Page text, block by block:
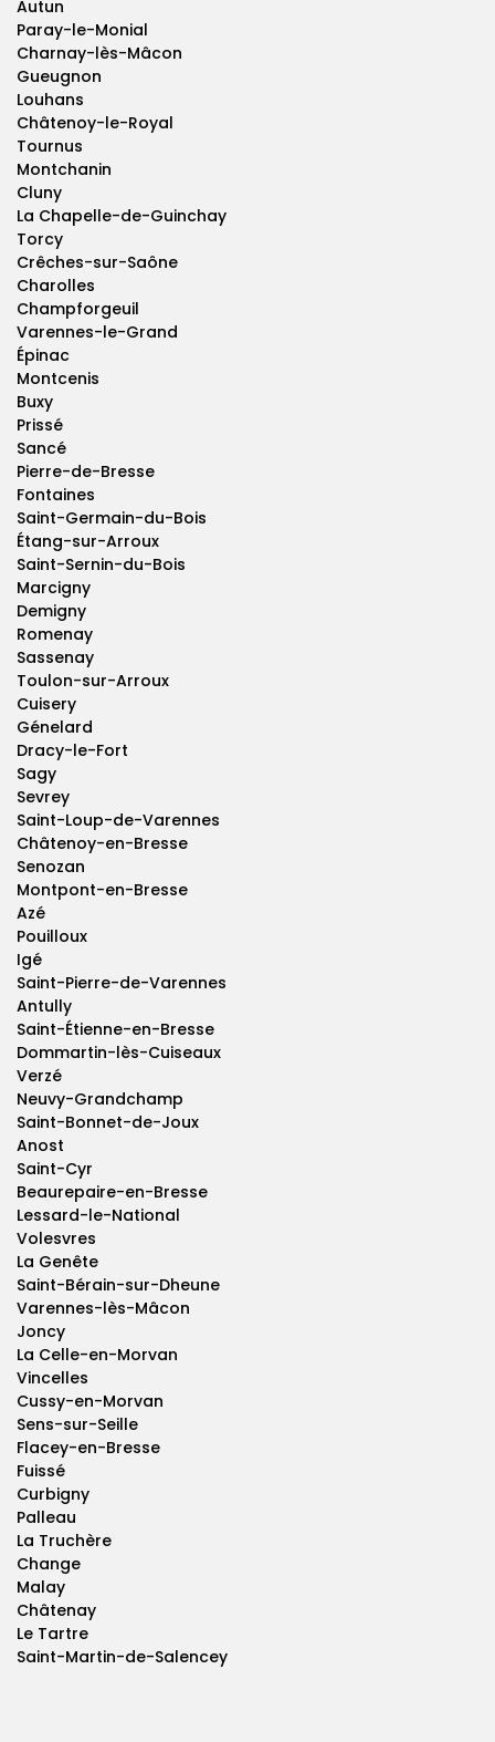
Autun
Paray-le-Monial
Charnay-lès-Mâcon
Gueugnon
Louhans
Châtenoy-le-Royal
Tournus
Montchanin
Cluny
La Chapelle-de-Guinchay
Torcy
Crêches-sur-Saône
Charolles
Champforgeuil
Varennes-le-Grand
Épinac
Montcenis
Buxy
Prissé
Sancé
Pierre-de-Bresse
Fontaines
Saint-Germain-du-Bois
Étang-sur-Arroux
Saint-Sernin-du-Bois
Marcigny
Demigny
Romenay
Sassenay
Toulon-sur-Arroux
Cuisery
Génelard
Dracy-le-Fort
Sagy
Sevrey
Saint-Loup-de-Varennes
Châtenoy-en-Bresse
Senozan
Montpont-en-Bresse
Azé
Pouilloux
Igé
Saint-Pierre-de-Varennes
Antully
Saint-Étienne-en-Bresse
Dommartin-lès-Cuiseaux
Verzé
Neuvy-Grandchamp
Saint-Bonnet-de-Joux
Anost
Saint-Cyr
Beaurepaire-en-Bresse
Lessard-le-National
Volesvres
La Genête
Saint-Bérain-sur-Dheune
Varennes-lès-Mâcon
Joncy
La Celle-en-Morvan
Vincelles
Cussy-en-Morvan
Sens-sur-Seille
Flacey-en-Bresse
Fuissé
Curbigny
Palleau
La Truchère
Change
Malay
Châtenay
Le Tartre
Saint-Martin-de-Salencey